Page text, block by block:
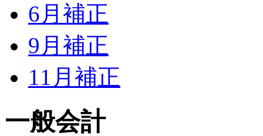
6月補正
9月補正
11月補正
一般会計